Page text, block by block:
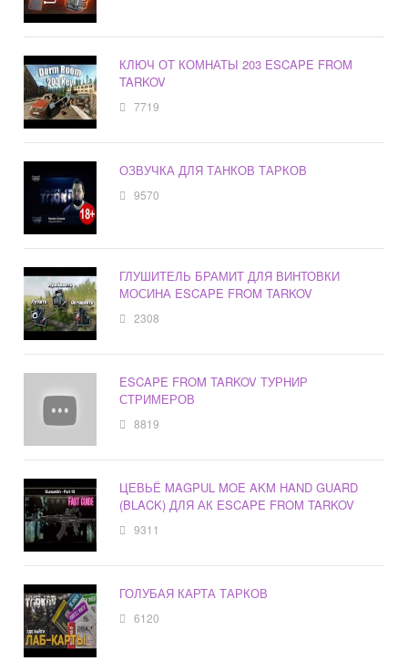
КЛЮЧ ОТ КОМНАТЫ 203 ESCAPE FROM
TARKOV
7719
ОЗВУЧКА ДЛЯ ТАНКОВ ТАРКОВ
9570
ГЛУШИТЕЛЬ БРАМИТ ДЛЯ ВИНТОВКИ
МОСИНА ESCAPE FROM TARKOV
2308
ESCAPE FROM TARKOV ТУРНИР
СТРИМЕРОВ
8819
ЦЕВЬЁ MAGPUL MOE AKM HAND GUARD
(BLACK) ДЛЯ АК ESCAPE FROM TARKOV
9311
ГОЛУБАЯ КАРТА ТАРКОВ
6120